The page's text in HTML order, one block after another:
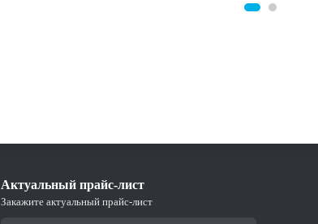
Актуальный прайс-лист
Закажите актуальный прайс-лист